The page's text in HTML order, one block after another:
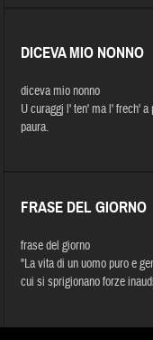
DICEVA MIO NONNO
diceva mio nonno
U curaggj l' ten' ma l' frech'
paura.
FRASE DEL GIORNO
frase del giorno
"La vita di un uomo puro e
cui si sprigionano forze